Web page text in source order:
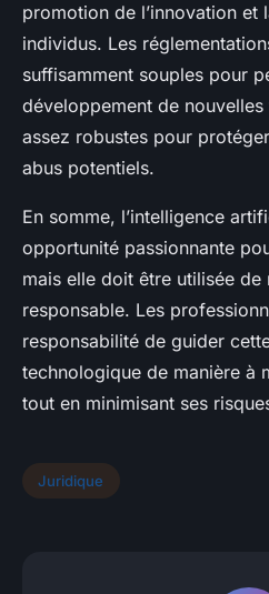
promotion de l’innovation et
individus. Les
suffisamment souples pour
développement de
assez robustes pour
abus potentiels.
En somme, l’intelligence
opportunité passionnante
mais elle doit être utilisée de
responsable. Les
responsabilité de guider
technologique de manière à
tout en minimisant ses
Juridique